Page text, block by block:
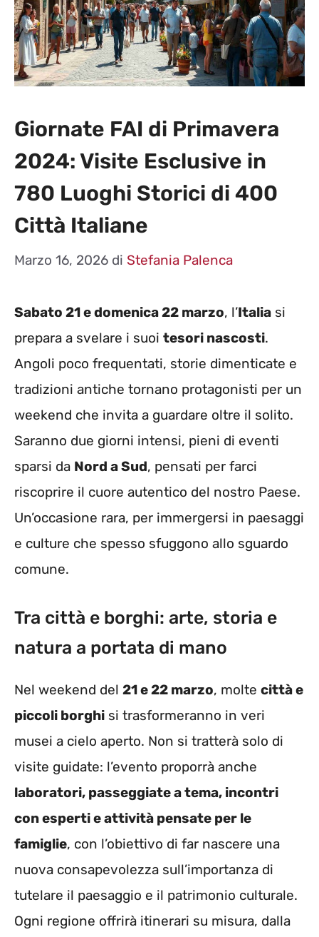
Giornate FAI di Primavera
2024: Visite Esclusive in
780 Luoghi Storici di 400
Città Italiane
Marzo 16, 2026 di Stefania Palenca
Sabato 21 e domenica 22 marzo, l’Italia si
prepara a svelare i suoi tesori nascosti.
Angoli poco frequentati, storie dimenticate e
tradizioni antiche tornano protagonisti per un
weekend che invita a guardare oltre il solito.
Saranno due giorni intensi, pieni di eventi
sparsi da Nord a Sud, pensati per farci
riscoprire il cuore autentico del nostro Paese.
Un’occasione rara, per immergersi in paesaggi
e culture che spesso sfuggono allo sguardo
comune.
Tra città e borghi: arte, storia e
natura a portata di mano
Nel weekend del 21 e 22 marzo, molte città e
piccoli borghi si trasformeranno in veri
musei a cielo aperto. Non si tratterà solo di
visite guidate: l’evento proporrà anche
laboratori, passeggiate a tema, incontri
con esperti e attività pensate per le
famiglie, con l’obiettivo di far nascere una
nuova consapevolezza sull’importanza di
tutelare il paesaggio e il patrimonio culturale.
Ogni regione offrirà itinerari su misura, dalla